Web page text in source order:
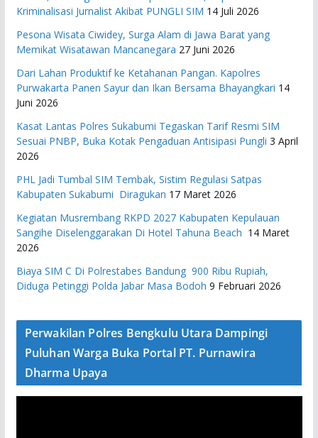
Kriminalisasi Jurnalist Akibat PUNGLI SIM 14 Juli 2026
Pesona Wisata Ciwidey, Surga Alam di Jawa Barat yang
Memikat Wisatawan Mancanegara 27 Juni 2026
Dari Lahan Produktif ke Ketahanan Pangan. Kapolres
Purwakarta Panen Sayur dan Ikan Bersama Bhayangkari 14
Juni 2026
Kasat Lantas Polres Sukabumi Tegaskan Tarif Resmi SIM
Sesuai PNBP, Buka Kotak Pengaduan Antisipasi Pungli 3 April
2026
PHL Jadi Tumbal SIM Tembak, Sistim Regulasi Satpas
Kabupaten Sukabumi Diragukan 17 Maret 2026
Kegiatan Musrembang RKPD 2027 ​Kabupaten Kepulauan
Sangihe Diselenggarakan Di Hotel Tahuna Beach 14 Maret
2026
Biaya SIM C Di Polrestabes Bandung 900 Ribu Rupiah,
Diduga Petinggi Polda Jabar Masa Bodoh 9 Februari 2026
Perwakilan Polres Bengkulu Utara Dampingi
Puluhan Warga Buka Portal PT. Purnawira
Dharma Upaya